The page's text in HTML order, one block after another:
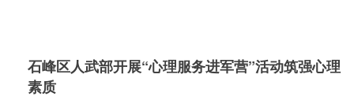
石峰区人武部开展“心理服务进军营”活动筑强心理
素质